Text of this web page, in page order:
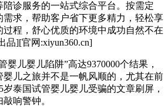
诊服务的一站式综合平台。按需定
求，帮助客户省下更多精力，轻松享
程，舒心优质的环境中成功自然不在
品][官网:xiyun360.cn]
婴儿婴儿陷阱”高达9370000个结果，
儿之旅并不是一帆风顺的，尤其在前
泰国试管婴儿婴儿受骗的文章刷屏，
响警钟。